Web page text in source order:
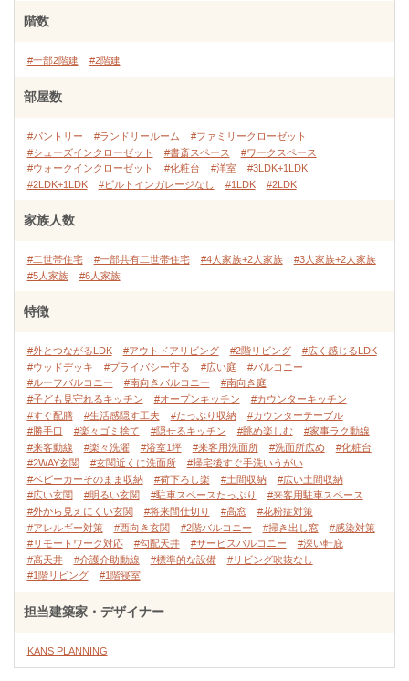
階数
#一部2階建 #2階建
部屋数
#パントリー #ランドリールーム
#ファミリークローゼット
#シューズインクローゼット
#書斎スペース
#ワークスペース
#ウォークインクローゼット
#化粧台 #洋室
#3LDK+1LDK
#2LDK+1LDK
#ビルトインガレージなし #1LDK #2LDK
家族人数
#二世帯住宅 #一部共有二世帯住宅 #4人家族+2人家族
#3人家族+2人家族
#5人家族
#6人家族
特徴
#外とつながるLDK #アウトドアリビング #2階リビング
#広く感じるLDK
#ウッドデッキ
#プライバシー守る #広い庭
#バルコニー
#ルーフバルコニー
#南向きバルコニー
#南向き庭
#子ども見守れるキッチン
#オープンキッチン
#カウンターキッチン
#すぐ配膳
#生活感隠す工夫 #たっぷり収納
#カウンターテーブル
#勝手口
#楽々ゴミ捨て #隠せるキッチン #眺め楽しむ
#家事ラク動線
#来客動線
#楽々洗濯 #浴室1坪 #来客用洗面所 #洗面所広め
#化粧台
#2WAY玄関
#玄関近くに洗面所
#帰宅後すぐ手洗いうがい
#ベビーカーそのまま収納
#荷下ろし楽 #土間収納
#広い土間収納
#広い玄関
#明るい玄関 #駐車スペースたっぷり
#来客用駐車スペース
#外から見えにくい玄関
#将来間仕切り #高窓
#花粉症対策
#アレルギー対策
#西向き玄関 #2階バルコニー #掃き出し窓
#感染対策
#リモートワーク対応
#勾配天井 #サービスバルコニー
#深い軒庇
#高天井
#介護介助動線 #標準的な設備
#リビング吹抜なし
#1階リビング
#1階寝室
担当建築家・デザイナー
KANS PLANNING